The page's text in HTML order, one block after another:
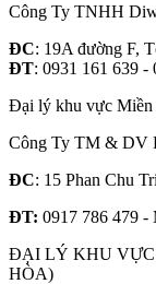
Công Ty TNHH
ĐC: 19A đường F,
ĐT: 0931 161 639 -
Đại lý khu vực
Công Ty TM & DV
ĐC: 15 Phan Chu
ĐT: 0917 786 479
ĐẠI LÝ KHU VỰC
HÒA)